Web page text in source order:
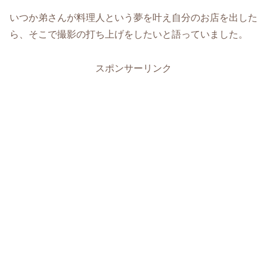
いつか弟さんが料理人という夢を叶え自分のお店を出した
ら、そこで撮影の打ち上げをしたいと語っていました。
スポンサーリンク